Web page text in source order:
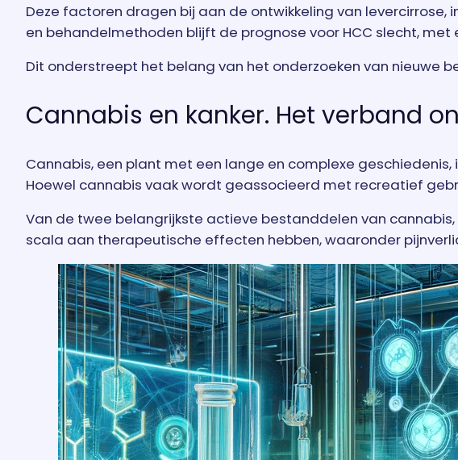
Deze factoren dragen bij aan de ontwikkeling van levercirrose,
en behandelmethoden blijft de prognose voor HCC slecht,
Dit onderstreept het belang van het onderzoeken van nieuwe
Cannabis en kanker. Het verband
Cannabis, een plant met een lange en complexe
Hoewel cannabis vaak wordt geassocieerd met recreatief
Van de twee belangrijkste actieve bestanddelen van
scala aan therapeutische effecten hebben, waaronder